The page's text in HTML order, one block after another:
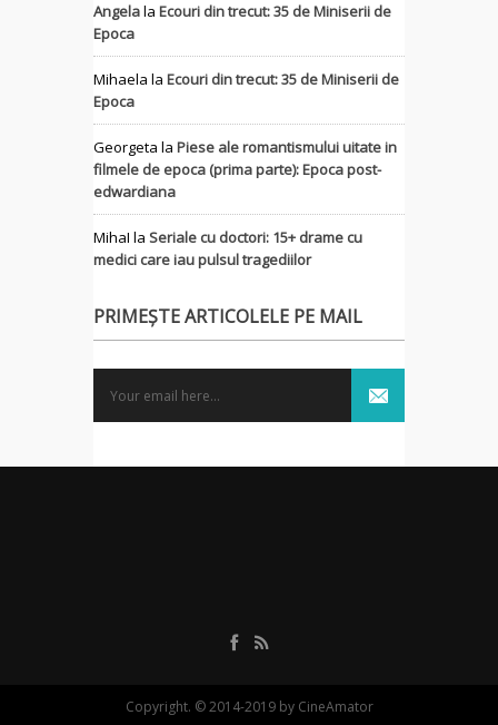
Angelala Ecouri din trecut: 35 de Miniserii de
Epoca
Mihaela la Ecouri din trecut: 35 de Miniserii de
Epoca
Georgeta la Piese ale romantismului uitate in
filmele de epoca (prima parte): Epoca post-
edwardiana
MihaI la Seriale cu doctori: 15+ drame cu
medici care iau pulsul tragediilor
PRIMEȘTE ARTICOLELE PE MAIL
Copyright. © 2014-2019 by CineAmator